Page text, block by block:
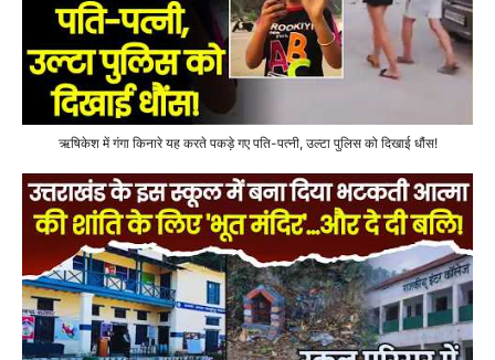
ऋषिकेश में गंगा किनारे यह करते पकड़े गए पति-पत्नी, उल्टा पुलिस को दिखाई धौंस!